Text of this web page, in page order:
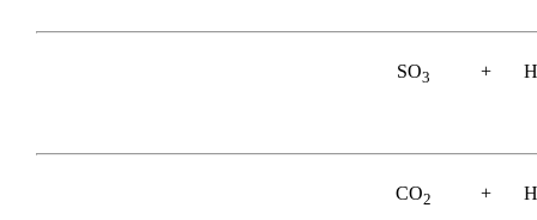
SO3 + H
CO2 + H